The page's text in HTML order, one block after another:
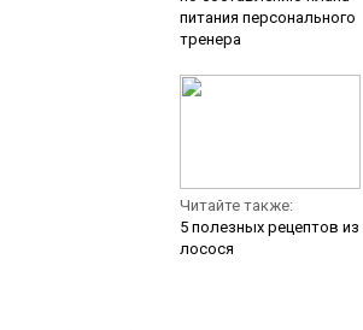
питания персонального
тренера
Читайте также:
5 полезных рецептов из
лосося